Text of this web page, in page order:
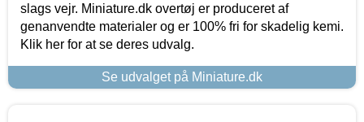
slags vejr. Miniature.dk overtøj er produceret af
genanvendte materialer og er 100% fri for skadelig kemi.
Klik her for at se deres udvalg.
Se udvalget på Miniature.dk